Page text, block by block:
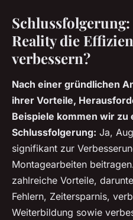
Reality die
verbessern?
Nach einer gründlichen
ihrer Vorteile,
Beispiele kommen wir zu
Schlussfolgerung: Ja,
signifikant zur
Montagearbeiten
zahlreiche Vorteile,
Fehlern, Zeitersparnis,
Weiterbildung sowie